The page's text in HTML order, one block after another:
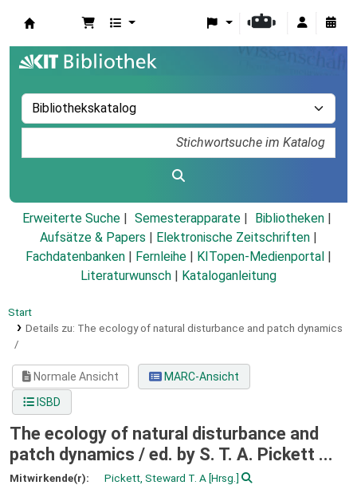
Erweiterte Suche Semesterapparate
Bibliotheken
Aufsätze & Papers
Elektronische Zeitschriften
Fachdatenbanken
Fernleihe KITopen-Medienportal
Literaturwunsch
Kataloganleitung
Start
Details zu: The ecology of natural disturbance and patch dynamics
/
Normale Ansicht
MARC-Ansicht
ISBD
The ecology of natural disturbance and
patch dynamics / ed. by S. T. A. Pickett ...
Mitwirkende(r): Pickett, Steward T. A [Hrsg.]